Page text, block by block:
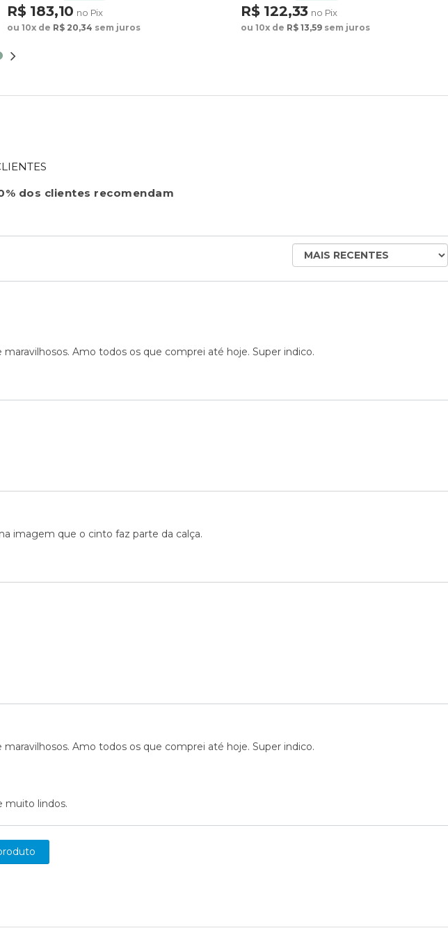
R$ 183,10 no Pix
ou 10x de R$ 20,34 sem juros
R$ 122,33 no Pix
ou 10x de R$ 13,59 sem juros
dos clientes recomendam
ORDENAR
AVALIAÇÕES
Amo todos os que comprei até hoje. Super indico.
imagem que o cinto faz parte da calça.
Amo todos os que comprei até hoje. Super indico.
muito lindos.